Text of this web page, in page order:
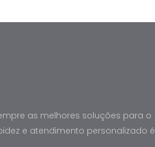
as melhores soluções para o
e atendimento personalizado é